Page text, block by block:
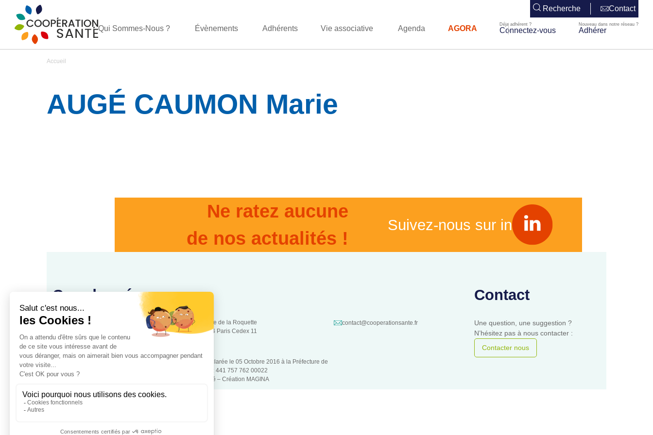
Recherche Contact
Qui Sommes-Nous ? Évènements Adhérents Vie associative Agenda AGORA Connectez-vous Adhérer
Accueil
AUGÉ CAUMON Marie
Ne ratez aucune
de nos actualités !
Suivez-nous sur in
Coordonnées
www.cooperationsante.fr
88, rue de la Roquette
75544 Paris Cedex 11
contact@cooperationsante.fr
Contact
Une question, une suggestion ?
N’hésitez pas à nous contacter :
Contacter nous
Association loi 1901 d’intérêt général, à but non lucratif – Déclarée le 05 Octobre 2016 à la Préfecture de
police de Paris – Numéro association: W343008890 – SIRET: 441 757 762 00022
– RGPD – Copyrigt 2024 Coopétation Santé – Création MAGINA